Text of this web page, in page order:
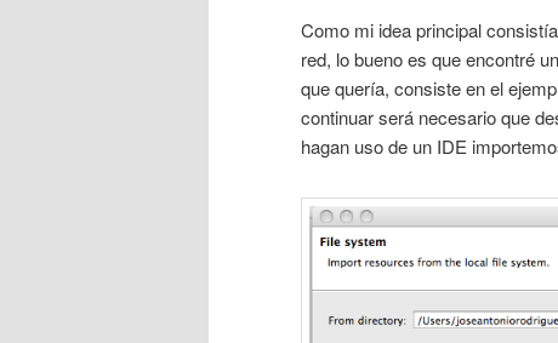
Como mi idea principal
red, lo bueno es que encontré
que quería, consiste en el
continuar será necesario que
hagan uso de un IDE